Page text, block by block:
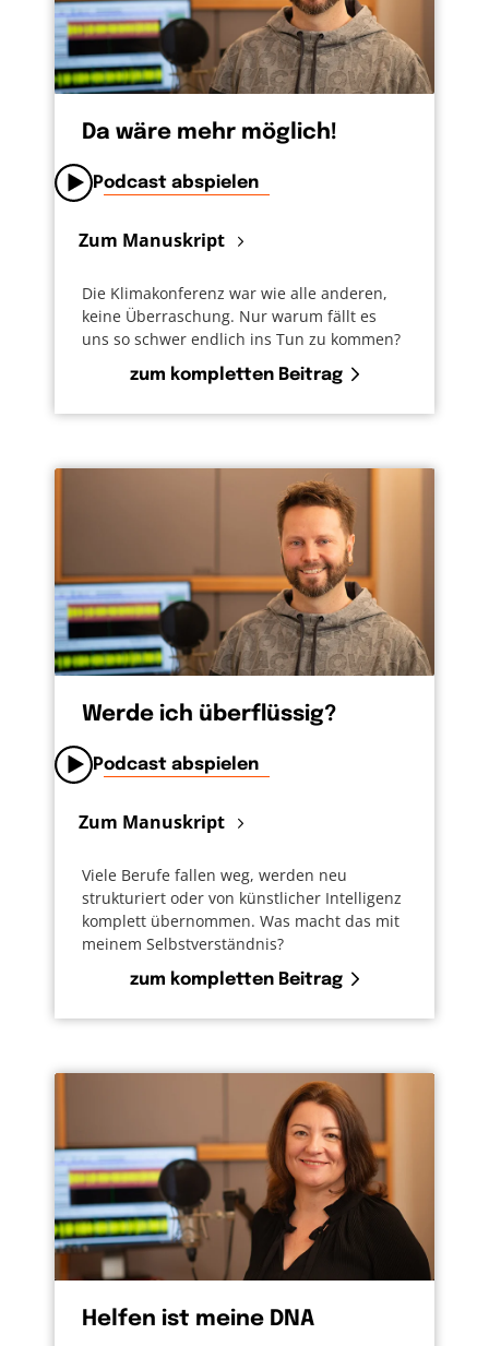
Da wäre mehr möglich!
Podcast abspielen
Zum Manuskript
Die Klimakonferenz war wie alle anderen,
keine Überraschung. Nur warum fällt es
uns so schwer endlich ins Tun zu kommen?
zum kompletten Beitrag
Werde ich überflüssig?
Podcast abspielen
Zum Manuskript
Viele Berufe fallen weg, werden neu
strukturiert oder von künstlicher Intelligenz
komplett übernommen. Was macht das mit
meinem Selbstverständnis?
zum kompletten Beitrag
Helfen ist meine DNA